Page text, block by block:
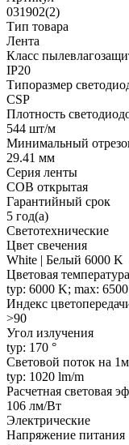
031902(2)
Тип товара
Лента
Класс
IP20
Типоразмер
CSP
Плотность
544 шт/м
Минимальный
29.41 мм
Серия ленты
COB открытая
Гарантийный срок
5 год(а)
Светотехнические
Цвет свечения
White | Белый 6000 K
Цветовая температура
typ: 6000 K; max:
Индекс
>90
Угол излучения
typ: 170 °
Световой поток на 1м
typ: 1020 lm/m
Расчетная световая
106 лм/Вт
Электрические
Напряжение питания